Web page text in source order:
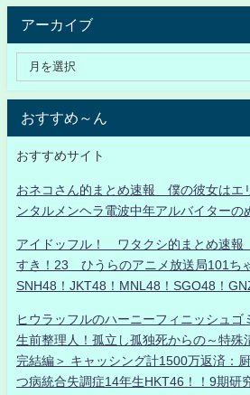
アーカイブ
おすすめ～ん
おすすめサイト
おネコさん的まとめ速報 僕の彼女はエ
ンタルメンヘラ電波中年アルバイターの
アイドッフル！ ワタクシ的まとめ速
すき！23 ひうらのアニメ放送局101ち
SNH48！JKT48！MNL48！SGO48！
ヒウラッフルのハーニーフィニッシュゴ
生前整理人！孤立し孤独死からの～特殊
完結編＞ キャッシング計1500万返済：
つ病統合失調症14年生HKT46！！9期研